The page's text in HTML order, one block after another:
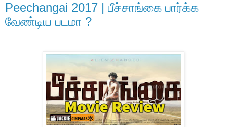
Peechangai 2017 | பீச்சாங்கை பார்க்க
வேண்டிய படமா ?